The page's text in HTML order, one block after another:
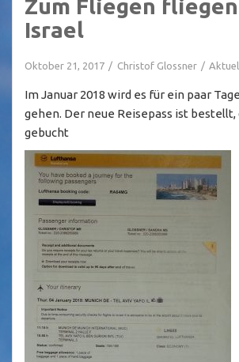
Zum Fliegen
Israel
Oktober 21, 2017 Christof Glossner
Im Januar 2018 wird es für ein paar
gehen. Der neue Reisepass ist bestellt,
gebucht